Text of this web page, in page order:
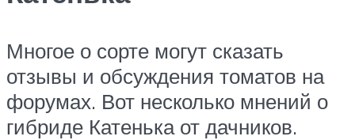
Многое о сорте могут сказать
отзывы и обсуждения томатов на
форумах. Вот несколько мнений о
гибриде Катенька от дачников.